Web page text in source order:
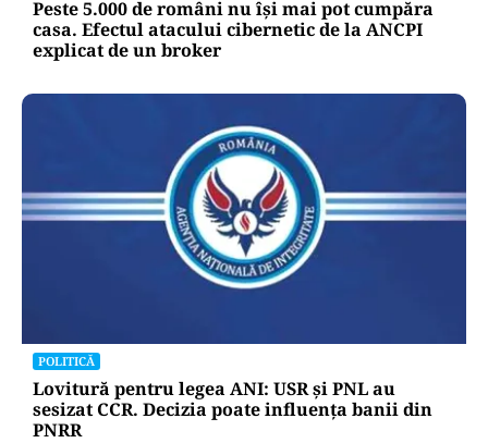
Peste 5.000 de români nu își mai pot cumpăra
casa. Efectul atacului cibernetic de la ANCPI
explicat de un broker
POLITICĂ
Lovitură pentru legea ANI: USR și PNL au
sesizat CCR. Decizia poate influența banii din
PNRR